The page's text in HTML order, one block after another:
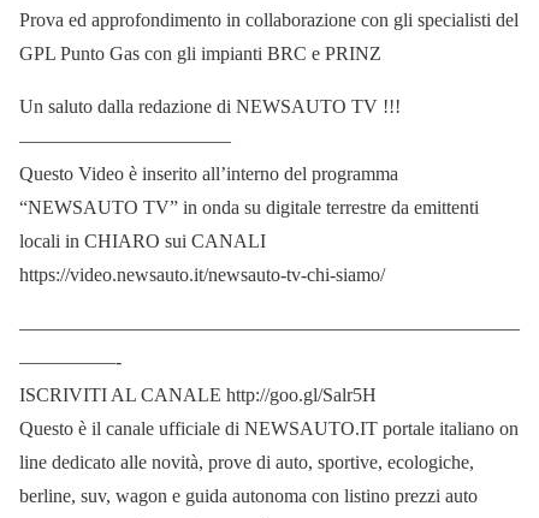
Prova ed approfondimento in collaborazione con gli specialisti del
GPL Punto Gas con gli impianti BRC e PRINZ
Un saluto dalla redazione di NEWSAUTO TV !!!
———————————
Questo Video è inserito all’interno del programma
“NEWSAUTO TV” in onda su digitale terrestre da emittenti
locali in CHIARO sui CANALI
https://video.newsauto.it/newsauto-tv-chi-siamo/
——————————————————————————
—————-
ISCRIVITI AL CANALE http://goo.gl/Salr5H
Questo è il canale ufficiale di NEWSAUTO.IT portale italiano on
line dedicato alle novità, prove di auto, sportive, ecologiche,
berline, suv, wagon e guida autonoma con listino prezzi auto